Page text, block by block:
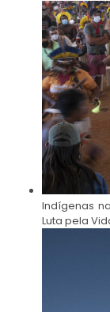
Indígenas
Luta pela